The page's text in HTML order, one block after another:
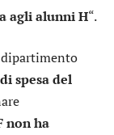
agli alunni H“.
dipartimento
spesadel
non ha